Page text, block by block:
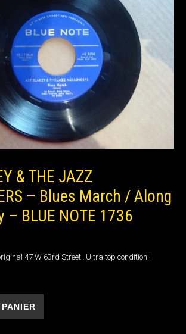
& THE JAZZ
– Blues March / Along
– BLUE NOTE 1736
47 W 63rd Street…Ultra top condition !
& THE JAZZ MESSENGERS - Blues March / Along